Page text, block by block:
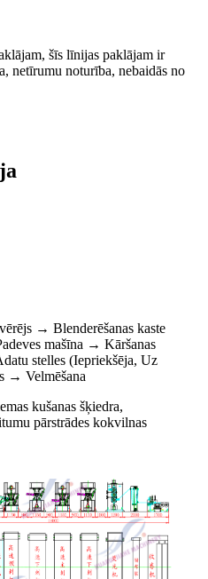
šīs līnijas paklājam ir
netīrumu noturība, nebaidās no
→ Blenderēšanas kaste
mašīna → Kāršanas
stelles (Iepriekšēja, Uz
→ Velmēšana
kušanas šķiedra,
pārstrādes kokvilnas